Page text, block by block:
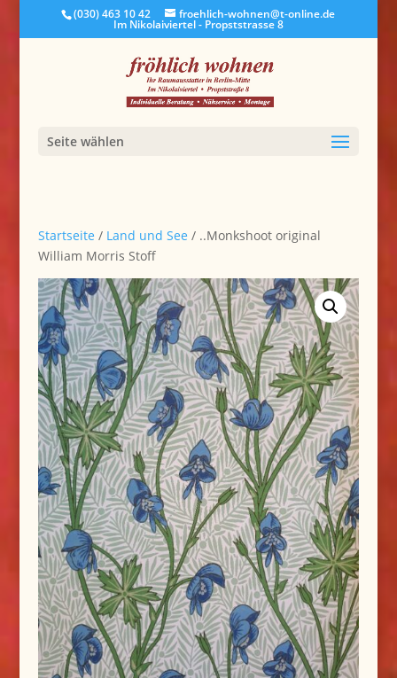
(030) 463 10 42 froehlich-wohnen@t-online.de
Im Nikolaiviertel - Propststrasse 8
Seite wählen
Startseite / Land und See / ..Monkshoot original
William Morris Stoff